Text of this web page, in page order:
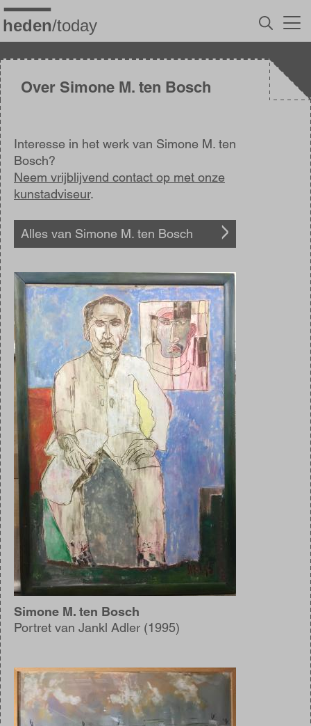
Overslaan
en
naar
inhoud
gaanOver Simone M. ten Bosch
Interesse in het werk van Simone M. ten
Bosch?
Neem vrijblijvend contact op met onze
kunstadviseur.
Alles van Simone M. ten Bosch
Afbeelding
Simone M. ten Bosch
Portret van Jankl Adler (1995)
Afbeelding